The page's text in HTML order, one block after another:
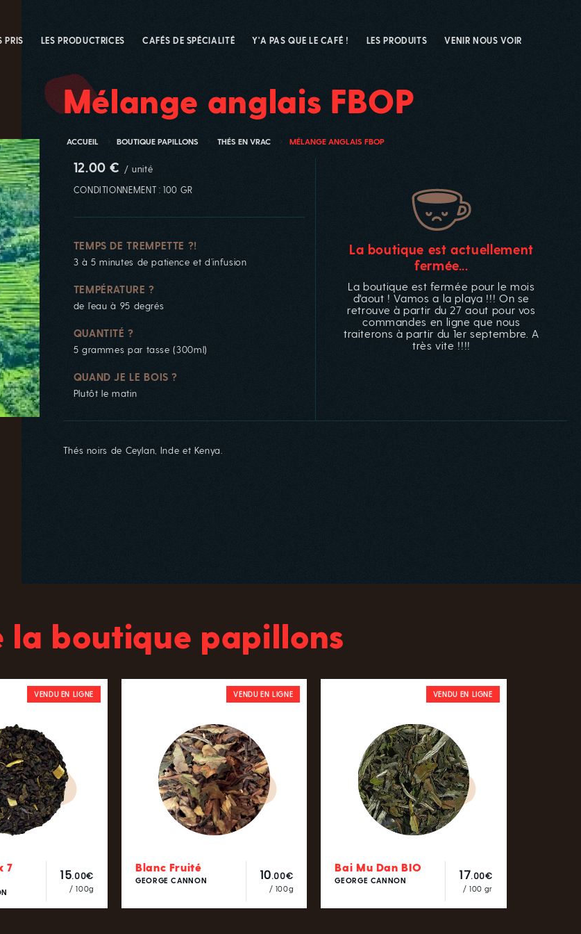
PRIS LES PRODUCTRICES CAFÉS DE SPÉCIALITÉ Y'A PAS QUE LE CAFÉ ! LES PRODUITS VENIR NOUS VOIR
Mélange anglais FBOP
ACCUEIL BOUTIQUE PAPILLONS THÉS EN VRAC MÉLANGE ANGLAIS FBOP
12.00 € / unité
CONDITIONNEMENT : 100 GR
TEMPS DE TREMPETTE ?!
3 à 5 minutes de patience et d’infusion
TEMPÉRATURE ?
de l’eau à 95 degrés
QUANTITÉ ?
5 grammes par tasse (300ml)
QUAND JE LE BOIS ?
Plutôt le matin
La boutique est actuellement
fermée...
La boutique est fermée pour le mois
d'aout ! Vamos a la playa !!! On se
retrouve à partir du 27 aout pour vos
commandes en ligne que nous
traiterons à partir du 1er septembre. A
très vite !!!!
Thés noirs de Ceylan, Inde et Kenya.
la boutique papillons
VENDU EN LIGNE
7
15.00€
/ 100g
VENDU EN LIGNE
Blanc Fruité
GEORGE CANNON 10.00€
/ 100g
VENDU EN LIGNE
Bai Mu Dan BIO
GEORGE CANNON 17.00€
/ 100 gr